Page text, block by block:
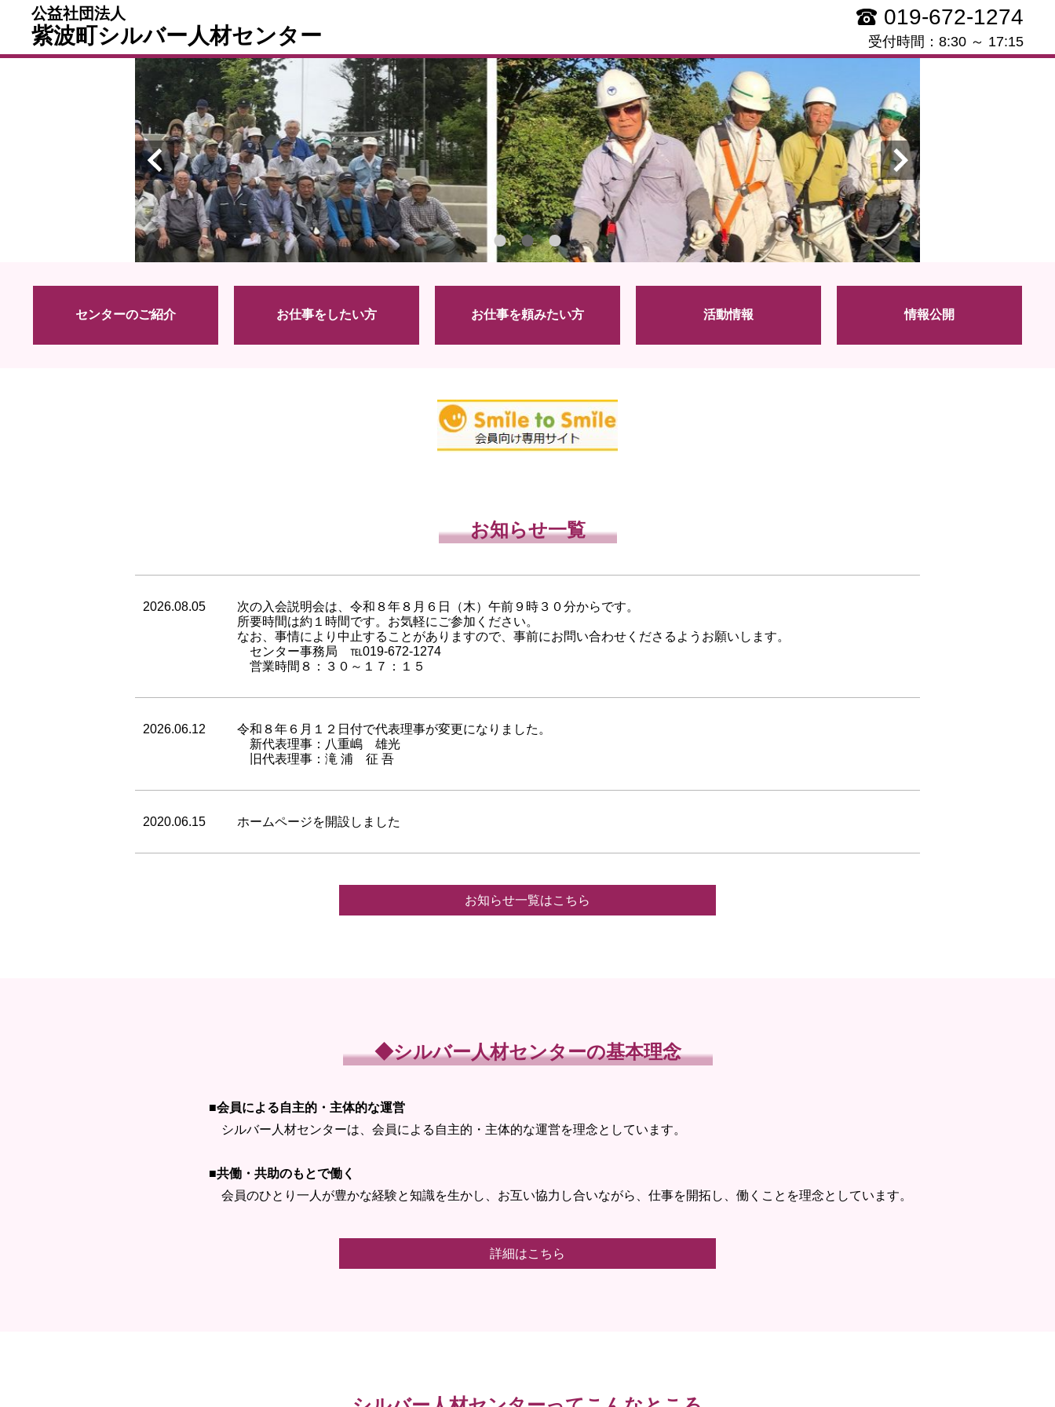
公益社団法人
紫波町シルバー人材センター
019-672-1274
受付時間：8:30 ～ 17:15
センターのご紹介 お仕事をしたい方 お仕事を頼みたい方 活動情報 情報公開
お知らせ一覧
2026.08.05
次の入会説明会は、令和８年８月６日（木）午前９時３０分からです。
所要時間は約１時間です。お気軽にご参加ください。
なお、事情により中止することがありますので、事前にお問い合わせくださるようお願いします。
センター事務局 ℡019-672-1274
営業時間８：３０～１７：１５
2026.06.12
令和８年６月１２日付で代表理事が変更になりました。
新代表理事：八重嶋 雄光
旧代表理事：滝 浦 征 吾
2020.06.15 ホームページを開設しました
お知らせ一覧はこちら
◆シルバー人材センターの基本理念
■会員による自主的・主体的な運営
シルバー人材センターは、会員による自主的・主体的な運営を理念としています。
■共働・共助のもとで働く
会員のひとり一人が豊かな経験と知識を生かし、お互い協力し合いながら、仕事を開拓し、働くことを理念としています。
詳細はこちら